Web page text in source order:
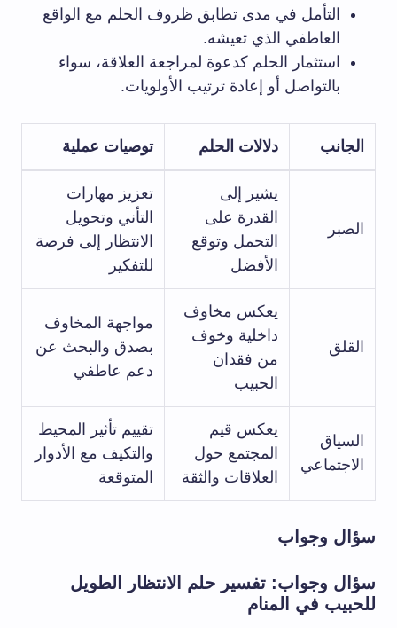
التأمل في مدى تطابق ظروف الحلم مع الواقع
العاطفي الذي تعيشه.
استثمار الحلم كدعوة لمراجعة العلاقة، سواء
بالتواصل أو إعادة ترتيب الأولويات.
الجانب دلالات الحلم توصيات عملية
الصبر
يشير إلى
القدرة على
التحمل وتوقع
الأفضل
تعزيز مهارات
التأني وتحويل
الانتظار إلى فرصة
للتفكير
القلق
يعكس مخاوف
داخلية وخوف
من فقدان
الحبيب
مواجهة المخاوف
بصدق والبحث عن
دعم عاطفي
السياق
الاجتماعي
يعكس قيم
المجتمع حول
العلاقات والثقة
تقييم تأثير المحيط
والتكيف مع الأدوار
المتوقعة
سؤال وجواب
سؤال وجواب: تفسير حلم الانتظار الطويل
للحبيب في المنام